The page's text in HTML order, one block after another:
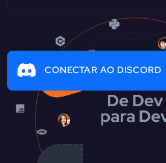
CONECTAR AO DISCORD